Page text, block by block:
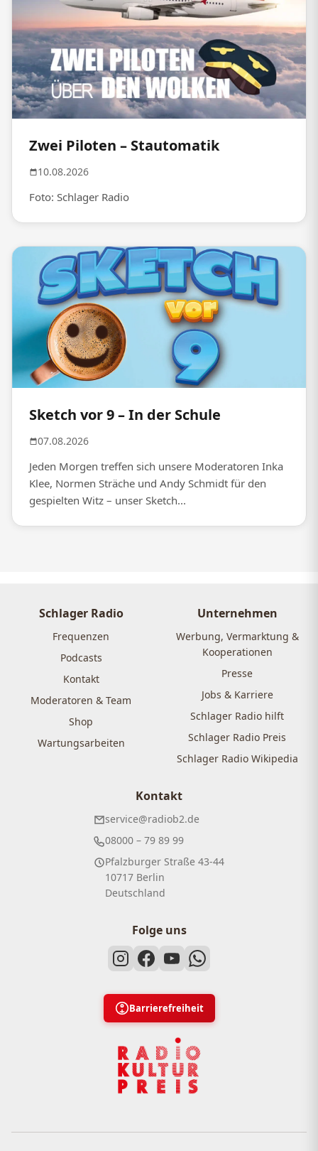
Zwei Piloten – Stautomatik
10.08.2026
Foto: Schlager Radio
Sketch vor 9 – In der Schule
07.08.2026
Jeden Morgen treffen sich unsere Moderatoren Inka
Klee, Normen Sträche und Andy Schmidt für den
gespielten Witz – unser Sketch...
Schlager Radio
Frequenzen
Podcasts
Kontakt
Moderatoren & Team
Shop
Wartungsarbeiten
Unternehmen
Werbung, Vermarktung &
Kooperationen
Presse
Jobs & Karriere
Schlager Radio hilft
Schlager Radio Preis
Schlager Radio Wikipedia
Kontakt
service@radiob2.de
08000 – 79 89 99
Pfalzburger Straße 43-44
10717 Berlin
Deutschland
Folge uns
Barrierefreiheit